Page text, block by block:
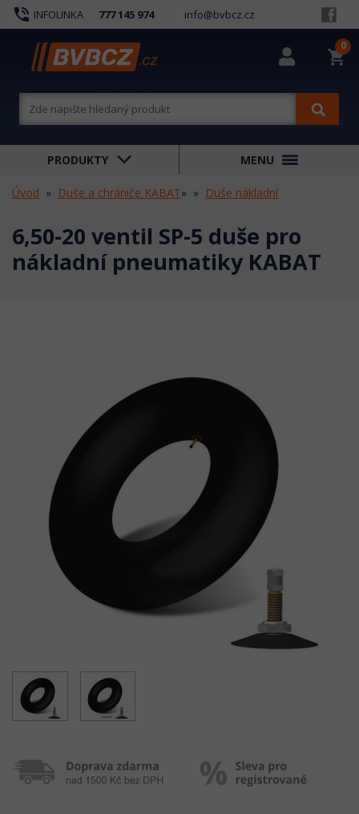
phone_in_talk INFOLINKA 777 145 974 info@bvbcz.cz
shopping_cart
0
PRODUKTY MENU
Úvod Duše a chrániče KABAT» Duše nákladní
6,50-20 ventil SP-5 duše pro
nákladní pneumatiky KABAT